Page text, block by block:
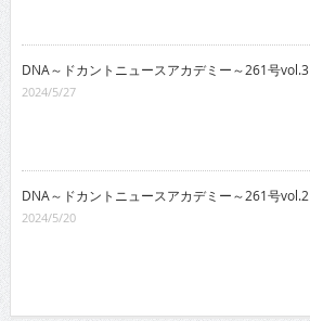
DNA～ドカントニュースアカデミー～261号vol.3
2024/5/27
DNA～ドカントニュースアカデミー～261号vol.2
2024/5/20